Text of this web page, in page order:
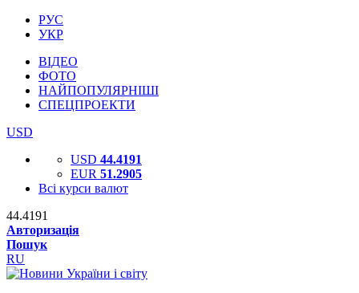
РУС
УКР
ВІДЕО
ФОТО
НАЙПОПУЛЯРНІШІ
СПЕЦПРОЕКТИ
USD
USD 44.4191
EUR 51.2905
Всі курси валют
44.4191
Авторизація
Пошук
RU